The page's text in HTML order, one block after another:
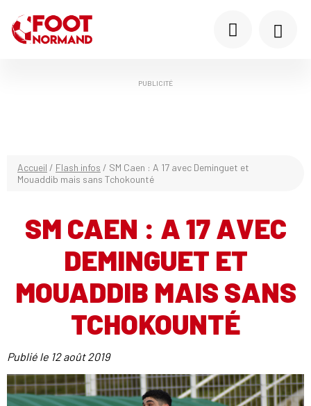
PUBLICITÉ
Accueil / Flash infos / SM Caen : A 17 avec Deminguet et
Mouaddib mais sans Tchokounté
SM CAEN : A 17 AVEC
DEMINGUET ET
MOUADDIB MAIS SANS
TCHOKOUNTÉ
Publié le 12 août 2019